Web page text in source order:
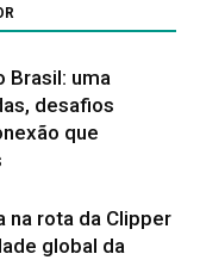
Brasil: uma
desafios
que
na rota da Clipper
global da